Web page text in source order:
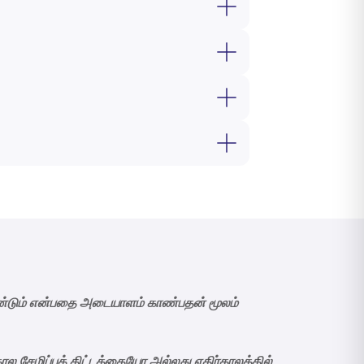
அல்லது பங்கேற்பு
புத்திசாலித்தனமாகத்
வழங்குகிறது. உங்கள் இலக்குகளின்
கிடைக்கின்றன.
தேடும் ஓய்வு பெற்றவர்
பல திட்டங்கள் மன
சேமிப்பு மற்றும் பாதுகாப்பின்
என்பதை அடையாளம் காண்பதன் மூலம்
சேமிப்புத் திட்டத்தையோ அல்லது எதிர்காலத்தில்